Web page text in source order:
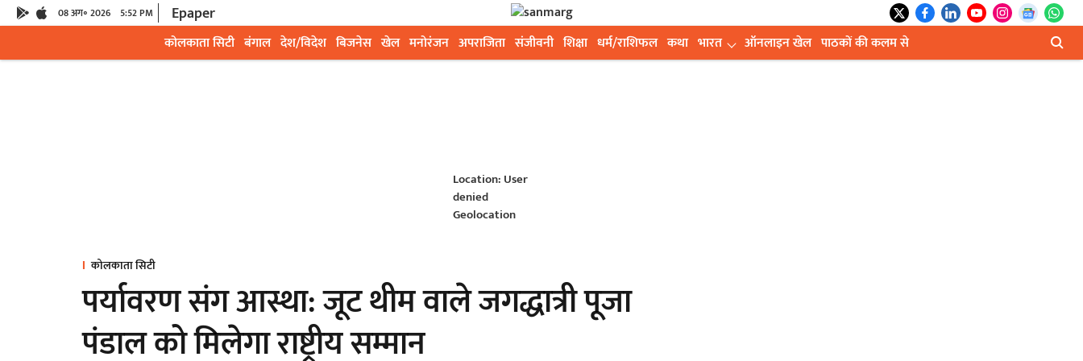
08 अग॰ 2026 5:52 PM Epaper
कोलकाता सिटी बंगाल देश/विदेश बिजनेस खेल मनोरंजन अपराजिता संजीवनी शिक्षा धर्म/राशिफल कथा भारत ऑनलाइन खेल पाठकों की कलम से
Location: User
denied
Geolocation
कोलकाता सिटी
पर्यावरण संग आस्था: जूट थीम वाले जगद्धात्री पूजा
पंडाल को मिलेगा राष्ट्रीय सम्मान